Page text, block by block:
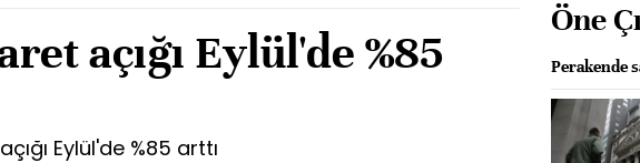
açığı Eylül'de %85
Eylül'de %85 arttı
Öne
Perakende